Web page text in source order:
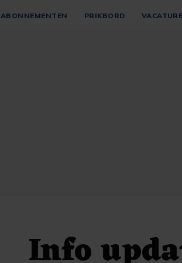
ABONNEMENTEN PRIKBORD